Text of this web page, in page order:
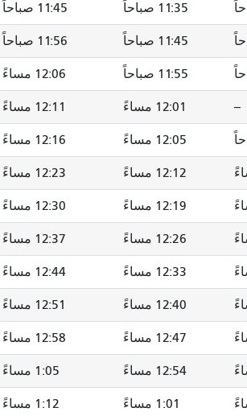
11:35 صباحاً 11:45 صباحاً
11:45 صباحاً 11:56 صباحاً
11:55 صباحاً 12:06 مساءً
-- 12:01 مساءً 12:11 مساءً
12:05 مساءً 12:16 مساءً
12:12 مساءً 12:23 مساءً
12:19 مساءً 12:30 مساءً
12:26 مساءً 12:37 مساءً
12:33 مساءً 12:44 مساءً
12:40 مساءً 12:51 مساءً
12:47 مساءً 12:58 مساءً
12:54 مساءً 1:05 مساءً
1:01 مساءً 1:12 مساءً